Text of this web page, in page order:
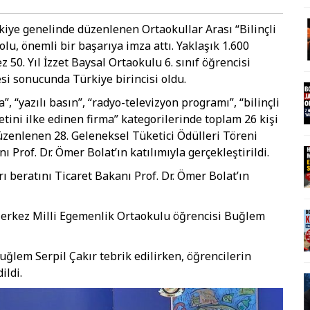
genelinde düzenlenen Ortaokullar Arası “Bilinçli
önemli bir başarıya imza attı. Yaklaşık 1.600
Yıl İzzet Baysal Ortaokulu 6. sınıf öğrencisi
sonucunda Türkiye birincisi oldu.
basın”, “radyo-televizyon programı”, “bilinçli
ilke edinen firma” kategorilerinde toplam 26 kişi
28. Geleneksel Tüketici Ödülleri Töreni
Dr. Ömer Bolat’ın katılımıyla gerçekleştirildi.
Ticaret Bakanı Prof. Dr. Ömer Bolat’ın
Milli Egemenlik Ortaokulu öğrencisi Buğlem
Serpil Çakır tebrik edilirken, öğrencilerin